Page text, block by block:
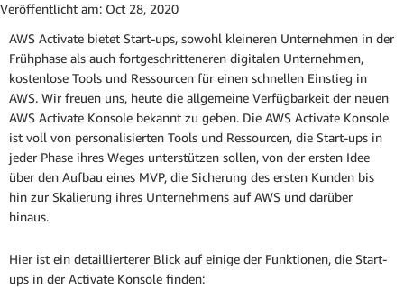
Veröffentlicht am: Oct 28, 2020
AWS Activate bietet Start-ups, sowohl kleineren Unternehmen in der
Frühphase als auch fortgeschritteneren digitalen Unternehmen,
kostenlose Tools und Ressourcen für einen schnellen Einstieg in
AWS. Wir freuen uns, heute die allgemeine Verfügbarkeit der neuen
AWS Activate Konsole bekannt zu geben. Die AWS Activate Konsole
ist voll von personalisierten Tools und Ressourcen, die Start-ups in
jeder Phase ihres Weges unterstützen sollen, von der ersten Idee
über den Aufbau eines MVP, die Sicherung des ersten Kunden bis
hin zur Skalierung ihres Unternehmens auf AWS und darüber
hinaus.
Hier ist ein detaillierterer Blick auf einige der Funktionen, die Start-
ups in der Activate Konsole finden: